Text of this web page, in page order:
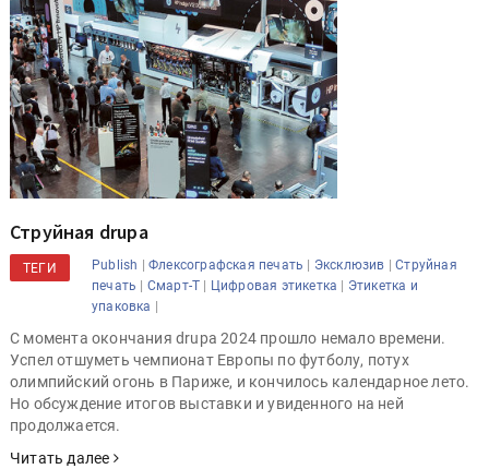
Струйная drupa
ТЕГИ Publish |Флексографская печать | Эксклюзив |Струйная
печать | Смарт-Т | Цифровая этикетка | Этикетка и
упаковка |
С момента окончания drupa 2024 прошло немало времени.
Успел отшуметь чемпионат Европы по футболу, потух
олимпийский огонь в Париже, и кончилось календарное лето.
Но обсуждение итогов выставки и увиденного на ней
продолжается.
Читать далее